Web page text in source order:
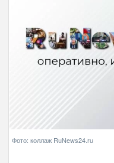
Фото: коллаж RuNews24.ru